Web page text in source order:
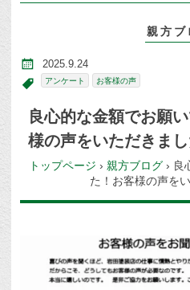
親方ブ
2025.9.24
アンケート お客様の声
良心的な金額でお願
様の声をいただきまし
トップページ › 親方ブログ › 良
た！お客様の声を